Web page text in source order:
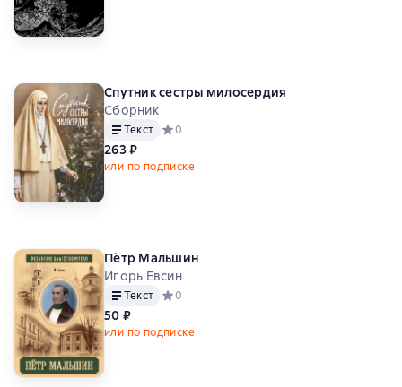
Спутник сестры милосердия
Сборник
Текст Средний рейтинг 0 на основе 0 оценок
0
263 ₽
или по подписке
Пётр Мальшин
Игорь Евсин
Текст Средний рейтинг 0 на основе 0 оценок
0
50 ₽
или по подписке